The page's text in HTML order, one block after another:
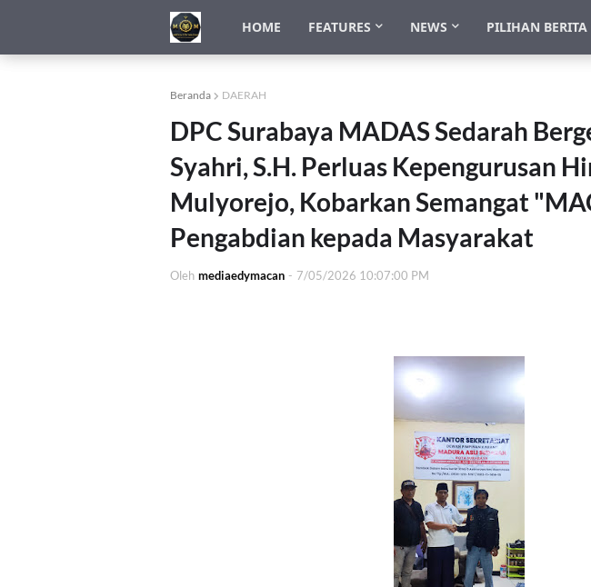
HOME FEATURES NEWS PILIHAN BERITA
Beranda DAERAH
DPC Surabaya MADAS Sedarah
Syahri, S.H. Perluas Kepengurusan
Mulyorejo, Kobarkan Semangat
Pengabdian kepada Masyarakat
Oleh mediaedymacan - 7/05/2026 10:07:00 PM